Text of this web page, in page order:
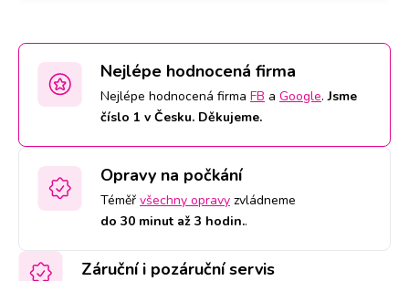
Nejlépe hodnocená firma
Nejlépe hodnocená firma FB a Google.Jsme
číslo 1 v Česku. Děkujeme.
Opravy na počkání
Téměř všechny opravy zvládneme
do 30 minut až 3 hodin..
Záruční i pozáruční servis